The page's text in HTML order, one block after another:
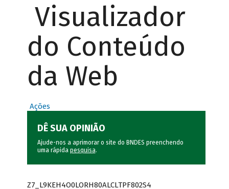
Visualizador
do Conteúdo
da Web
Ações
DÊ SUA OPINIÃO
Ajude-nos a aprimorar o site do BNDES preenchendo
uma rápida pesquisa.
Z7_L9KEH4O0LORH80ALCLTPF802S4